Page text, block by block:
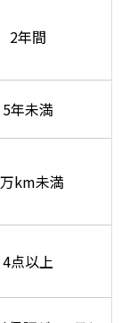
2年間
5年未満
km未満
4点以上